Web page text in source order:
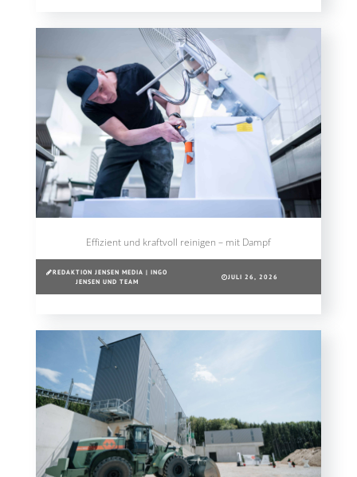
Effizient und kraftvoll reinigen – mit Dampf
REDAKTION JENSEN MEDIA | INGO
JENSEN UND TEAM
JULI 26, 2026